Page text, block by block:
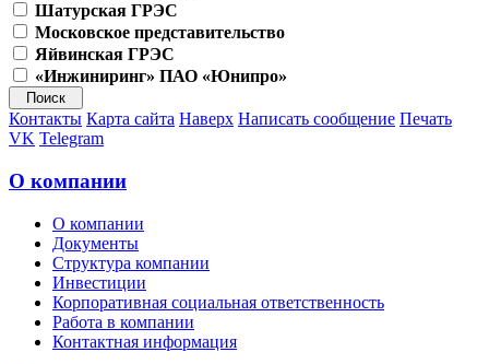
Шатурская ГРЭС
Московское представительство
Яйвинская ГРЭС
«Инжиниринг» ПАО «Юнипро»
Контакты Карта сайта Наверх Написать сообщение Печать
VK Telegram
О компании
О компании
Документы
Структура компании
Инвестиции
Корпоративная социальная ответственность
Работа в компании
Контактная информация